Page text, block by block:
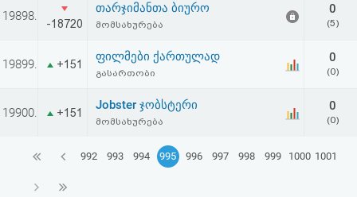
19898.
-18720
თარჯიმანთა ბიურო
მომსახურება
0
(5)
19899. +151
ფილმები ქართულად
გასართობი
0
(0)
19900. +151
Jobster ჯობსტერი
მომსახურება
0
(0)
992 993 994 995 996 997 998 999 1000 1001